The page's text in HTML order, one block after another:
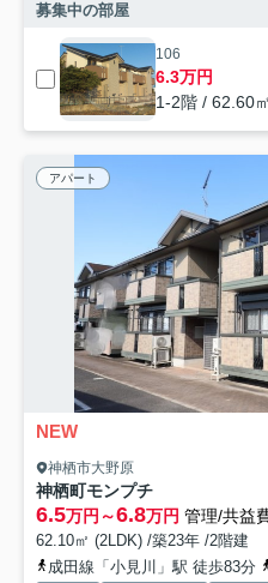
募集中の部屋
106
6.3万円
1-2階 / 62.60
アパート
NEW
神栖市大野原
神栖町モンプチ
6.5万円～6.8万円 管理/共益
62.10㎡ (2LDK) /築23年 /2階建
成田線「小見川」駅 徒歩83分